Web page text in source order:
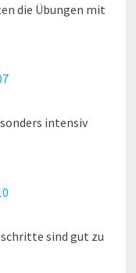
die Übungen mit
intensiv
sind gut zu